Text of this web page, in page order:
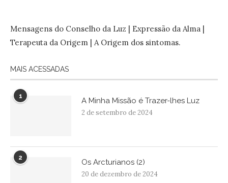
Mensagens do Conselho da Luz | Expressão da Alma |
Terapeuta da Origem | A Origem dos sintomas.
MAIS ACESSADAS
1 A Minha Missão é Trazer-lhes Luz
2 de setembro de 2024
2 Os Arcturianos (2)
20 de dezembro de 2024